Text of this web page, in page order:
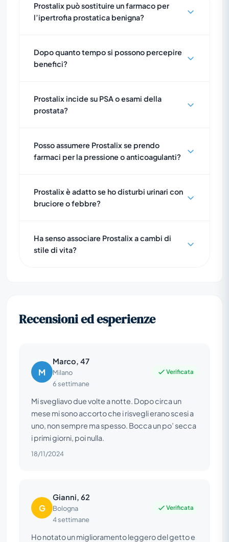
Prostalix può sostituire un farmaco per
l’ipertrofia prostatica benigna?
Dopo quanto tempo si possono percepire
benefici?
Prostalix incide su PSA o esami della
prostata?
Posso assumere Prostalix se prendo
farmaci per la pressione o anticoagulanti?
Prostalix è adatto se ho disturbi urinari con
bruciore o febbre?
Ha senso associare Prostalix a cambi di
stile di vita?
Recensioni ed esperienze
M
Marco, 47
Milano
6 settimane
Verificata
Mi svegliavo due volte a notte. Dopo circa un
mese mi sono accorto che i risvegli erano scesi a
uno, non sempre ma spesso. Bocca un po’ secca
i primi giorni, poi nulla.
18/11/2024
G
Gianni, 62
Bologna
4 settimane
Verificata
Ho notato un miglioramento leggero del getto e